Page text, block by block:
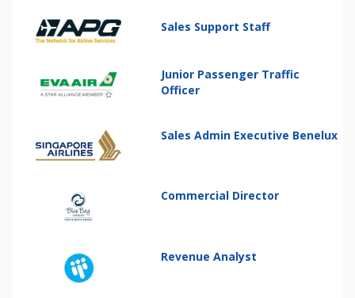
Sales Support Staff
Junior Passenger Traffic
Officer
Sales Admin Executive Benelux
Commercial Director
Revenue Analyst